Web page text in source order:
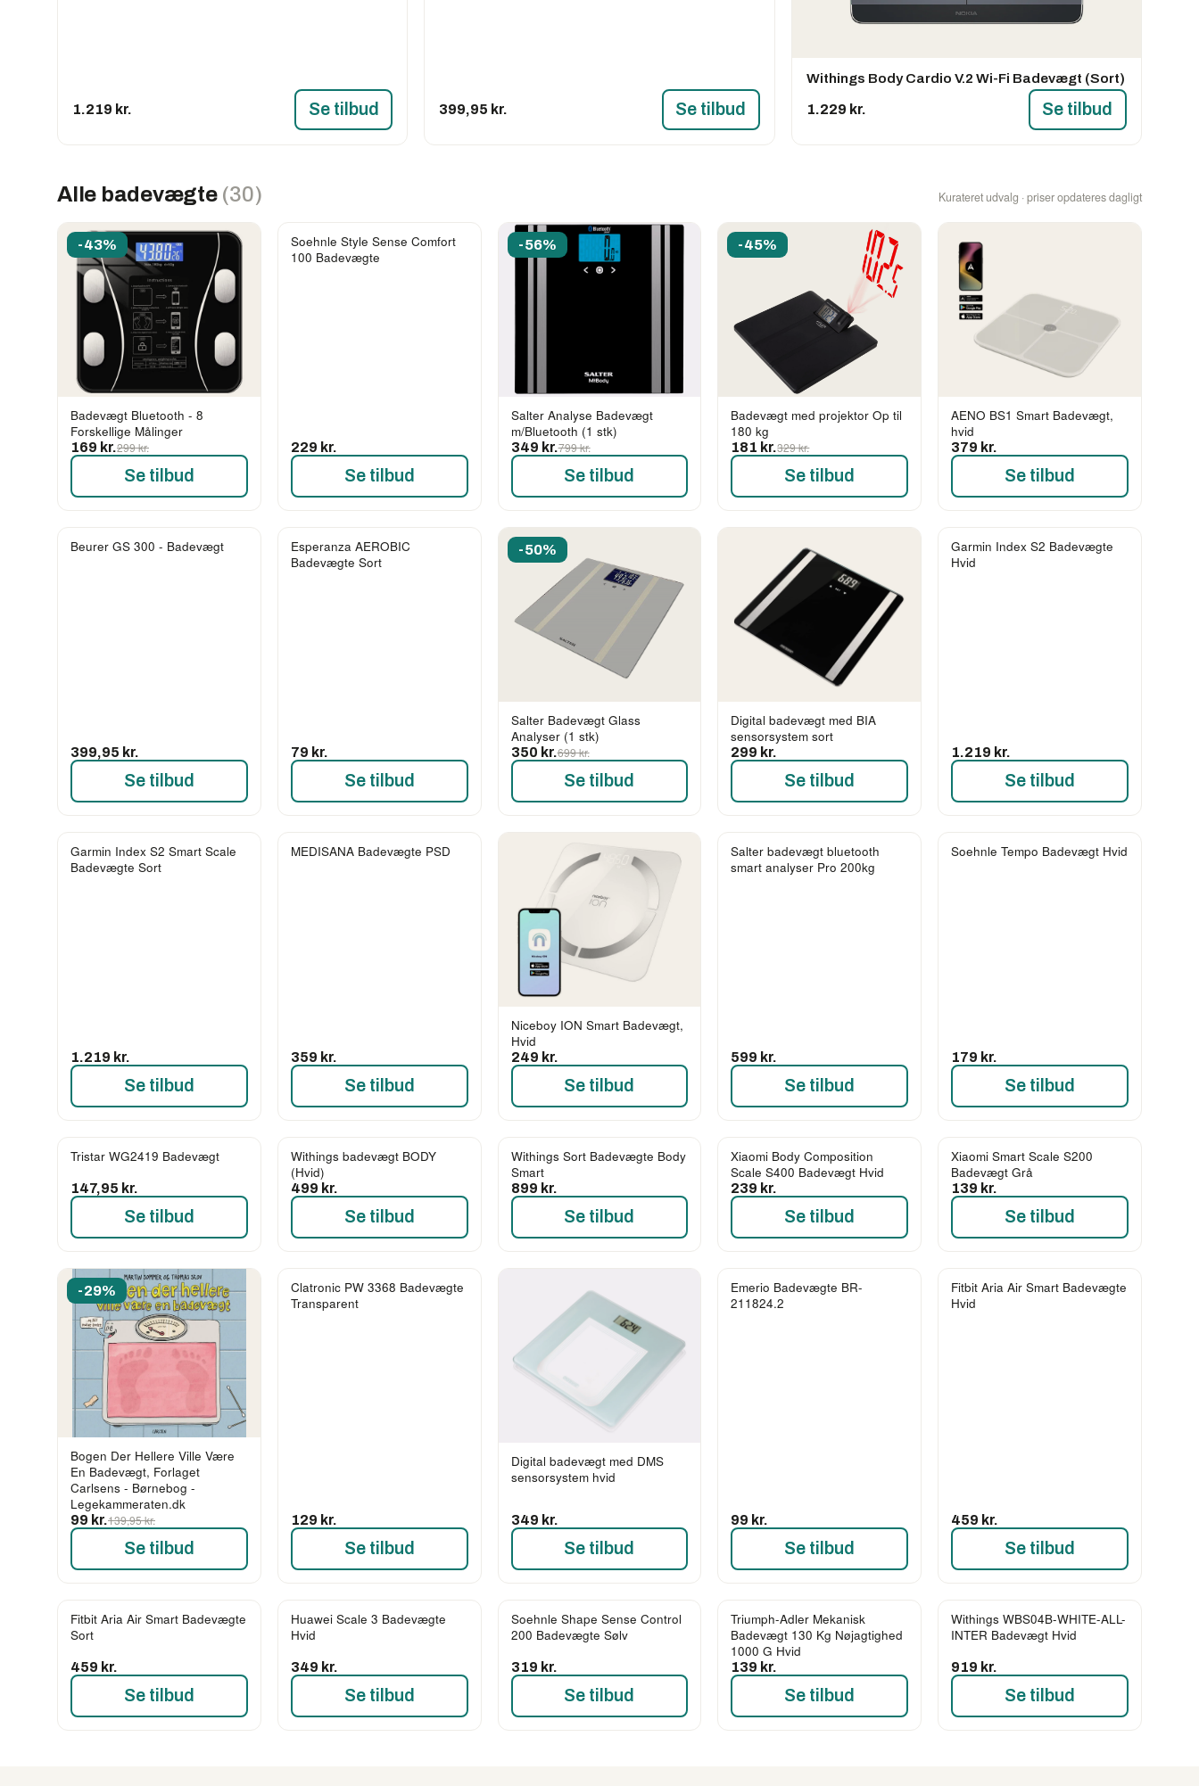
1.219 kr. Se tilbud 399,95 kr. Se tilbud
Withings Body Cardio V.2 Wi-Fi Badevægt (Sort)
1.229 kr. Se tilbud
Alle badevægte (30) Kurateret udvalg · priser opdateres dagligt
-43%
Badevægt Bluetooth - 8
Forskellige Målinger
169 kr.299 kr.
Se tilbud
Soehnle Style Sense Comfort
100 Badevægte
229 kr.
Se tilbud
-56%
Salter Analyse Badevægt
m/Bluetooth (1 stk)
349 kr.799 kr.
Se tilbud
-45%
Badevægt med projektor Op til
180 kg
181 kr.329 kr.
Se tilbud
AENO BS1 Smart Badevægt,
hvid
379 kr.
Se tilbud
Beurer GS 300 - Badevægt
399,95 kr.
Se tilbud
Esperanza AEROBIC
Badevægte Sort
79 kr.
Se tilbud
-50%
Salter Badevægt Glass
Analyser (1 stk)
350 kr.699 kr.
Se tilbud
Digital badevægt med BIA
sensorsystem sort
299 kr.
Se tilbud
Garmin Index S2 Badevægte
Hvid
1.219 kr.
Se tilbud
Garmin Index S2 Smart Scale
Badevægte Sort
1.219 kr.
Se tilbud
MEDISANA Badevægte PSD
359 kr.
Se tilbud
Niceboy ION Smart Badevægt,
Hvid
249 kr.
Se tilbud
Salter badevægt bluetooth
smart analyser Pro 200kg
599 kr.
Se tilbud
Soehnle Tempo Badevægt Hvid
179 kr.
Se tilbud
Tristar WG2419 Badevægt
147,95 kr.
Se tilbud
Withings badevægt BODY
(Hvid)
499 kr.
Se tilbud
Withings Sort Badevægte Body
Smart
899 kr.
Se tilbud
Xiaomi Body Composition
Scale S400 Badevægt Hvid
239 kr.
Se tilbud
Xiaomi Smart Scale S200
Badevægt Grå
139 kr.
Se tilbud
-29%
Bogen Der Hellere Ville Være
En Badevægt, Forlaget
Carlsens - Børnebog -
Legekammeraten.dk
99 kr.139,95 kr.
Se tilbud
Clatronic PW 3368 Badevægte
Transparent
129 kr.
Se tilbud
Digital badevægt med DMS
sensorsystem hvid
349 kr.
Se tilbud
Emerio Badevægte BR-
211824.2
99 kr.
Se tilbud
Fitbit Aria Air Smart Badevægte
Hvid
459 kr.
Se tilbud
Fitbit Aria Air Smart Badevægte
Sort
459 kr.
Se tilbud
Huawei Scale 3 Badevægte
Hvid
349 kr.
Se tilbud
Soehnle Shape Sense Control
200 Badevægte Sølv
319 kr.
Se tilbud
Triumph-Adler Mekanisk
Badevægt 130 Kg Nøjagtighed
1000 G Hvid
139 kr.
Se tilbud
Withings WBS04B-WHITE-ALL-
INTER Badevægt Hvid
919 kr.
Se tilbud